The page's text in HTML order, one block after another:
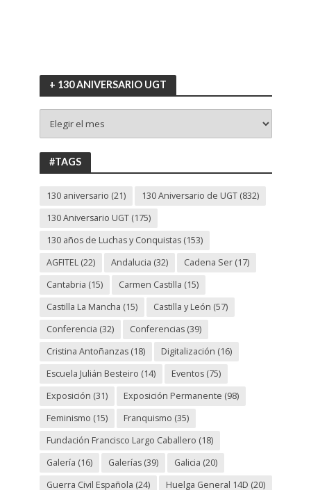
+ 130 ANIVERSARIO UGT
130
ANIVERSARIO
UGT
#TAGS
130 aniversario (21) 130 Aniversario de UGT(832)
130 Aniversario UGT(175)
130 años de Luchas y Conquistas(153)
AGFITEL(22) Andalucia (32) Cadena Ser(17)
Cantabria (15) Carmen Castilla (15)
Castilla La Mancha (15) Castilla y León (57)
Conferencia (32) Conferencias(39)
Cristina Antoñanzas(18) Digitalización (16)
Escuela Julián Besteiro (14) Eventos(75)
Exposición (31) Exposición Permanente (98)
Feminismo (15) Franquismo (35)
Fundación Francisco Largo Caballero (18)
Galería (16) Galerías(39) Galicia (20)
Guerra Civil Española (24) Huelga General 14D (20)